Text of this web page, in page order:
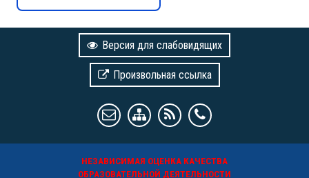
Версия для слабовидящих
Произвольная ссылка
НЕЗАВИСИМАЯ ОЦЕНКА КАЧЕСТВА
ОБРАЗОВАТЕЛЬНОЙ ДЕЯТЕЛЬНОСТИ